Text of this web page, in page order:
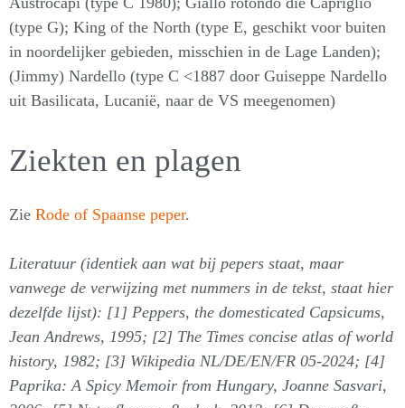
(type G); King of the North (type E, geschikt voor buiten
in noordelijker gebieden, misschien in de Lage Landen);
(Jimmy) Nardello (type C <1887 door Guiseppe Nardello
uit Basilicata, Lucanië, naar de VS meegenomen)
Ziekten en plagen
Zie Rode of Spaanse peper.
Literatuur (identiek aan wat bij pepers staat, maar
vanwege de verwijzing met nummers in de tekst, staat hier
dezelfde lijst): [1] Peppers, the domesticated Capsicums,
Jean Andrews, 1995; [2] The Times concise atlas of world
history, 1982; [3] Wikipedia NL/DE/EN/FR 05-2024; [4]
Paprika: A Spicy Memoir from Hungary, Joanne Sasvari,